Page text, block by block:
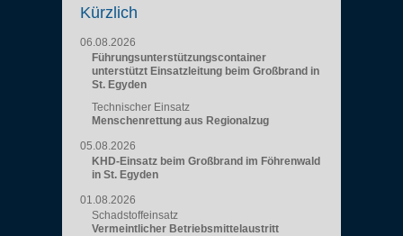
Kürzlich
06.08.2026
Führungsunterstützungscontainer
unterstützt Einsatzleitung beim Großbrand in
St. Egyden
Technischer Einsatz
Menschenrettung aus Regionalzug
05.08.2026
KHD-Einsatz beim Großbrand im Föhrenwald
in St. Egyden
01.08.2026
Schadstoffeinsatz
Vermeintlicher Betriebsmittelaustritt